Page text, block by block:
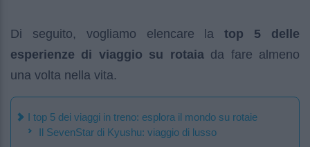
Di seguito, vogliamo elencare la top 5 delle
esperienze di viaggio su rotaiada fare almeno
una volta nella vita.
I top 5 dei viaggi in treno: esplora il mondo su rotaie
Il SevenStar di Kyushu: viaggio di lusso